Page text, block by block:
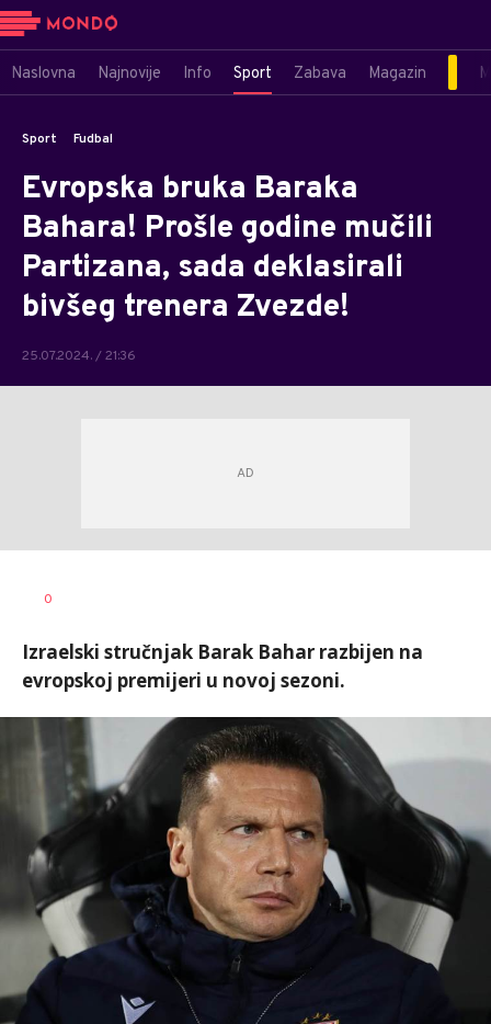
Naslovna Najnovije Info Sport Zabava Magazin
Sport Fudbal
Evropska bruka Baraka
Bahara! Prošle godine mučili
Partizana, sada deklasirali
bivšeg trenera Zvezde!
25.07.2024. / 21:36
AUTOR
0
Izraelski stručnjak Barak Bahar razbijen na
evropskoj premijeri u novoj sezoni.